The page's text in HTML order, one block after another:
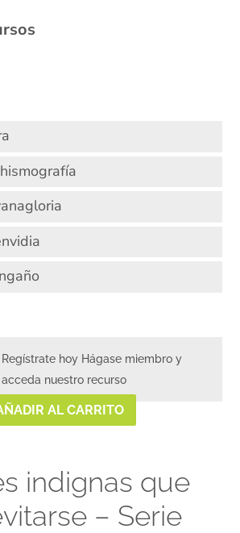
Regístrate hoy Hágase miembro y
acceda nuestro recurso
AL CARRITO
indignas que
– Serie